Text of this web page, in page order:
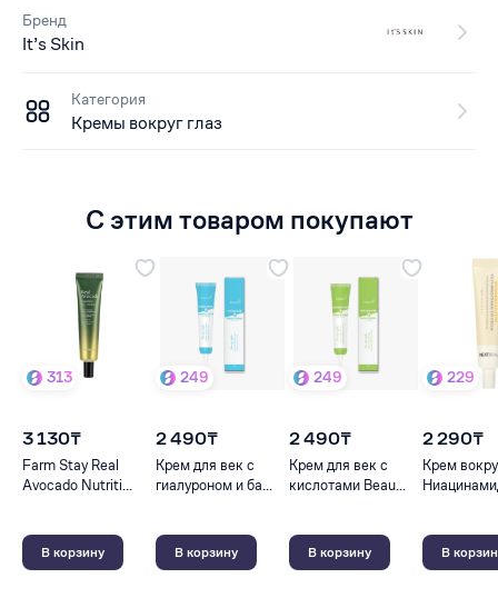
Бренд
It’s Skin
Категория
Кремы вокруг глаз
С этим товаром покупают
313
3 130₸
Farm Stay Real
Avocado Nutriti...
В корзину
249
2 490₸
Крем для век с
гиалуроном и ба...
В корзину
249
2 490₸
Крем для век с
кислотами Beau...
В корзину
229
2 290₸
Крем
В